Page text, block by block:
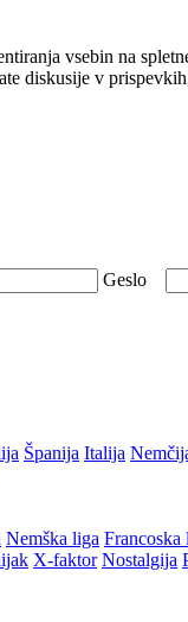
vsebin na
diskusije v
Geslo
Španija Italija
Nemška liga Francoska
X-faktor Nostalgija